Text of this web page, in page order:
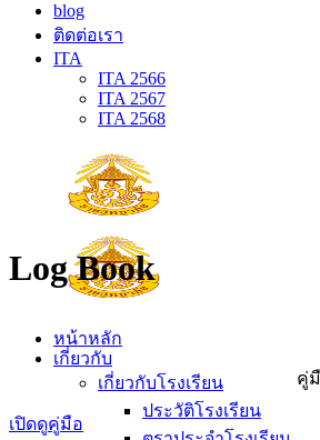
blog
ติดต่อเรา
ITA
ITA 2566
ITA 2567
ITA 2568
หน้าหลัก
เกี่ยวกับ
เกี่ยวกับโรงเรียน
ประวัติโรงเรียน
Log Book
คู่
เปิดดูคู่มือ